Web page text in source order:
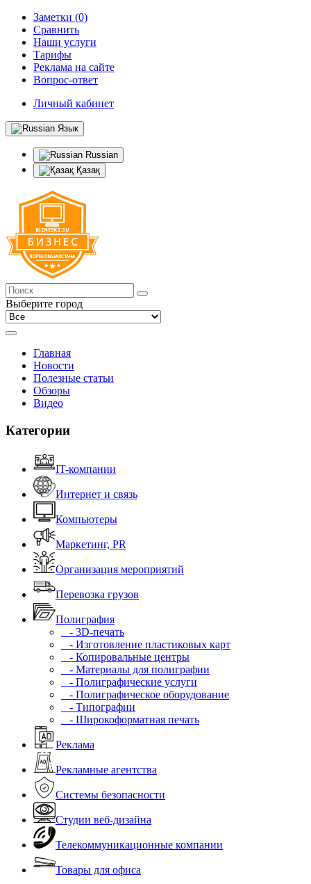
Заметки (0)
Сравнить
Наши услуги
Тарифы
Реклама на сайте
Вопрос-ответ
Личный кабинет
Язык
Russian
Қазақ
Выберите город
Главная
Новости
Полезные статьи
Обзоры
Видео
Категории
IT-компании
Интернет и связь
Компьютеры
Маркетинг, PR
Организация мероприятий
Перевозка грузов
Полиграфия
- 3D-печать
- Изготовление пластиковых карт
- Копировальные центры
- Материалы для полиграфии
- Полиграфические услуги
- Полиграфическое оборудование
- Типографии
- Широкоформатная печать
Реклама
Рекламные агентства
Системы безопасности
Студии веб-дизайна
Телекоммуникационные компании
Товары для офиса